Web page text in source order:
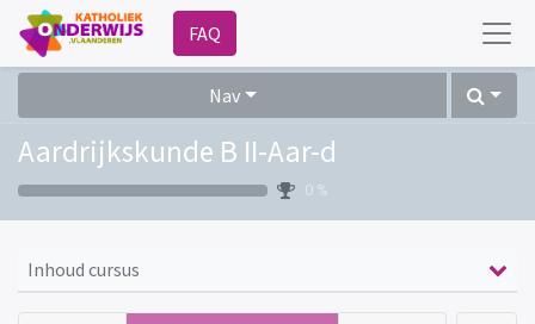
FAQ
Nav
Aardrijkskunde B II-Aar-d
0 %
Inhoud cursus